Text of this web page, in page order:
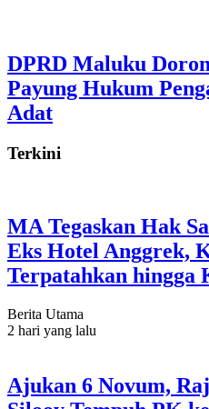
DPRD Maluku
Payung Hukum
Adat
Terkini
MA Tegaskan Hak
Eks Hotel Anggrek,
Terpatahkan hingga
Berita Utama
2 hari yang lalu
Ajukan 6 Novum,